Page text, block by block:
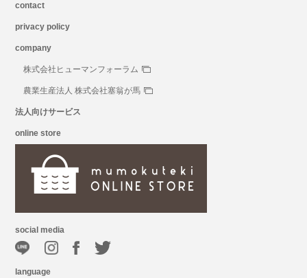
contact
privacy policy
company
株式会社ヒューマンフォーラム
農業生産法人 株式会社塞翁が馬
法人向けサービス
online store
social media
language